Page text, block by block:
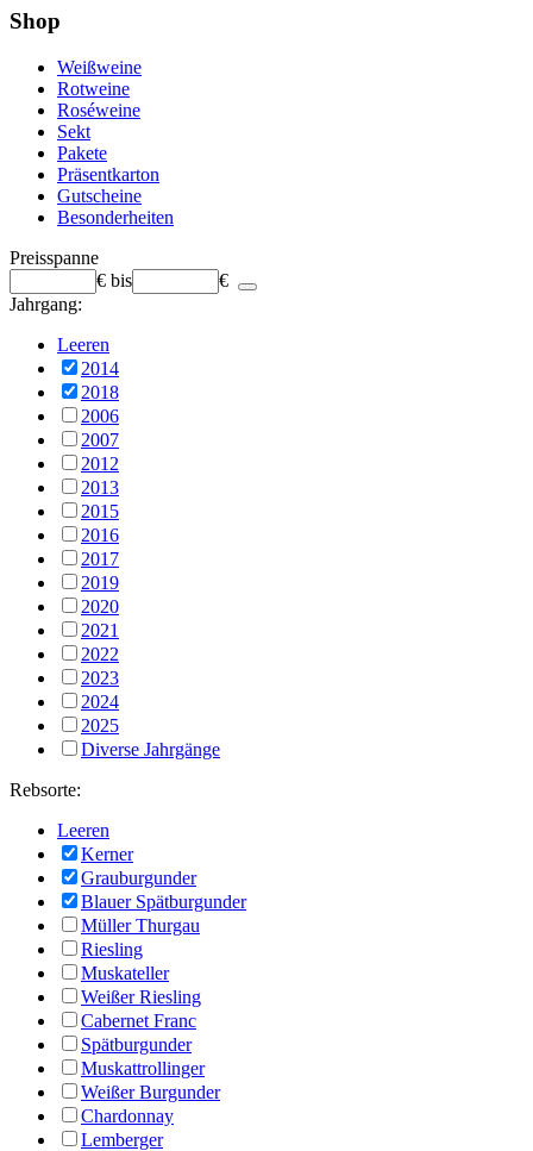
Shop
Weißweine
Rotweine
Roséweine
Sekt
Pakete
Präsentkarton
Gutscheine
Besonderheiten
Preisspanne
€ bis
€
Jahrgang:
Leeren
2014
2018
2006
2007
2012
2013
2015
2016
2017
2019
2020
2021
2022
2023
2024
2025
Diverse Jahrgänge
Rebsorte:
Leeren
Kerner
Grauburgunder
Blauer Spätburgunder
Müller Thurgau
Riesling
Muskateller
Weißer Riesling
Cabernet Franc
Spätburgunder
Muskattrollinger
Weißer Burgunder
Chardonnay
Lemberger